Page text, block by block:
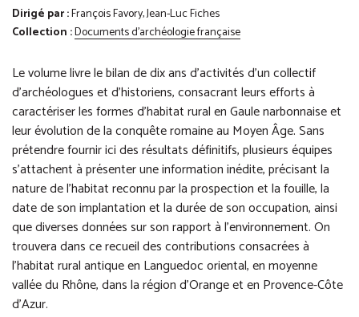
Dirigé par :François Favory, Jean-Luc Fiches
Collection :Documents d'archéologie française
Le volume livre le bilan de dix ans d’activités d’un collectif
d’archéologues et d’historiens, consacrant leurs efforts à
caractériser les formes d’habitat rural en Gaule narbonnaise et
leur évolution de la conquête romaine au Moyen Âge. Sans
prétendre fournir ici des résultats définitifs, plusieurs équipes
s’attachent à présenter une information inédite, précisant la
nature de l’habitat reconnu par la prospection et la fouille, la
date de son implantation et la durée de son occupation, ainsi
que diverses données sur son rapport à l’environnement. On
trouvera dans ce recueil des contributions consacrées à
l’habitat rural antique en Languedoc oriental, en moyenne
vallée du Rhône, dans la région d’Orange et en Provence-Côte
d’Azur.